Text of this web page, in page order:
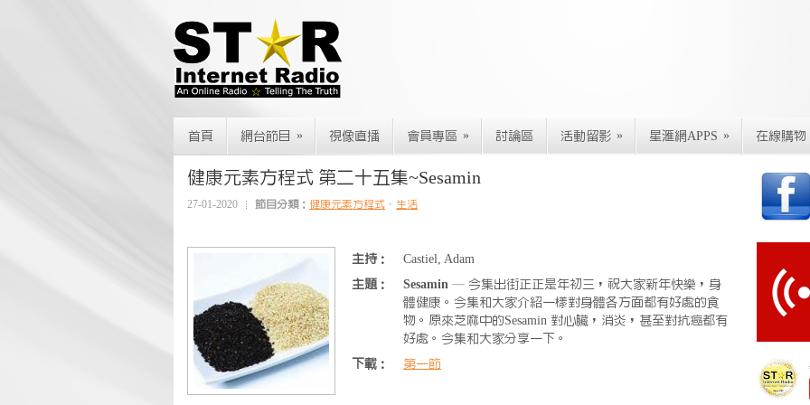
首頁 網台節目 » 視像直播 會員專區 » 討論區 活動留影 » 星滙網APPS » 在線購物
健康元素方程式 第二十五集~Sesamin
27-01-2020 節目分類： 健康元素方程式 、 生活
主持：
Castiel, Adam
主題：
Sesamin — 今集出街正正是年初三，祝大家新年快樂，身
體健康。今集和大家介紹一樣對身體各方面都有好處的食
物。原來芝麻中的Sesamin 對心臟，消炎，甚至對抗癌都有
好處。今集和大家分享一下。
下載：
第一節